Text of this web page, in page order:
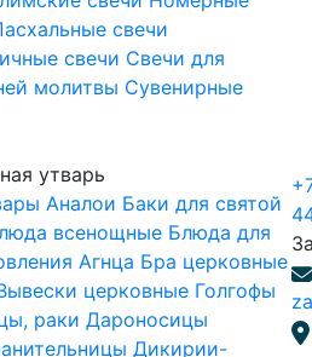
свечи
свечи Свечи для
молитвы Сувенирные
утварь
Аналои Баки для святой
всенощные Блюда для
Агнца Бра церковные
церковные Голгофы
раки Дароносицы
Дикирии-